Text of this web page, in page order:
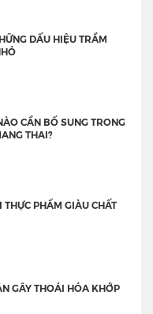
DẤU HIỆU TRẦM
CẦN BỔ SUNG TRONG
THAI?
THỰC PHẨM GIÀU CHẤT
GÂY THOÁI HÓA KHỚP